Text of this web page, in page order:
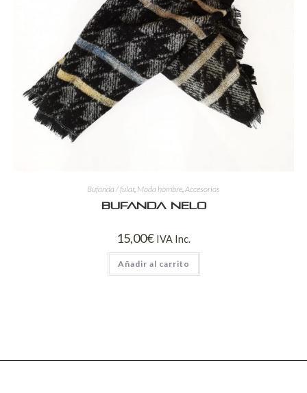
Bufanda / fular, Moda hombre,Accesorios
Bufanda Nelo
15,00€ IVA Inc.
Añadir al carrito